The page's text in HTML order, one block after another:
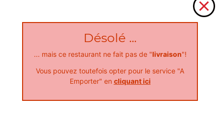
Désolé ...
... mais ce restaurant ne fait pas de "livraison"!
Vous pouvez toutefois opter pour le service "A
Emporter" en cliquant ici